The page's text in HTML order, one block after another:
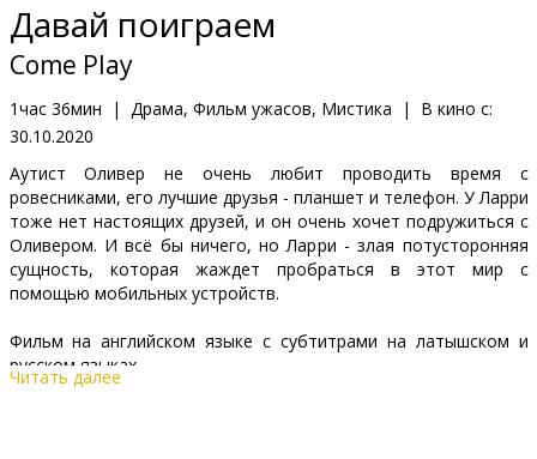
Клуб
Давай поиграем
Come Play
1час 36мин | Драма, Фильм ужасов, Мистика |
В кино с:
30.10.2020
Аутист Оливер не очень любит проводить время с
ровесниками, его лучшие друзья - планшет и телефон. У Ларри
тоже нет настоящих друзей, и он очень хочет подружиться с
Оливером. И всё бы ничего, но Ларри - злая потусторонняя
сущность, которая жаждет пробраться в этот мир с
помощью мобильных устройств.
Фильм на английском языке с субтитрами на латышском и
русском языках.
Читать далее